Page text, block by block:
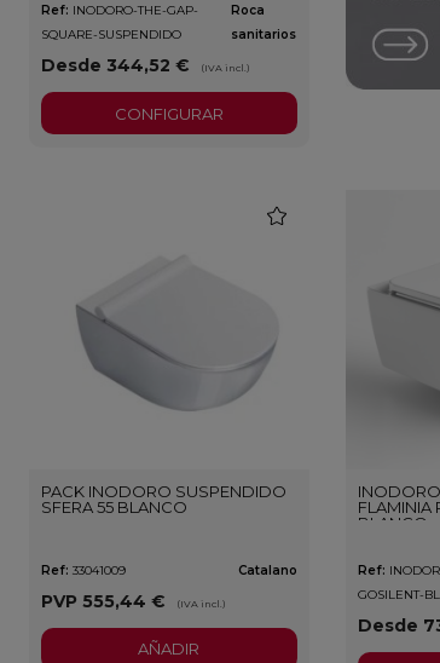
Ref: INODORO-THE-GAP-
SQUARE-SUSPENDIDO
Roca
sanitarios
Desde 344,52 € (IVA incl.)
CONFIGURAR
PACK INODORO SUSPENDIDO
SFERA 55 BLANCO
Ref: 33041009 Catalano
PVP 555,44 € (IVA incl.)
favorite
AÑADIR
FLAMINIA
BLANCO
Ref:
GOSILENT-
Desde